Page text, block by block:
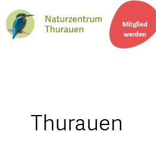
Mitglied
werden
Thurauen